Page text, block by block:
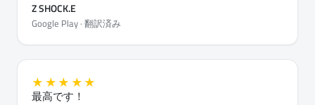
Z SHOCK.E
Google Play · 翻訳済み
★★★★★
最高です！